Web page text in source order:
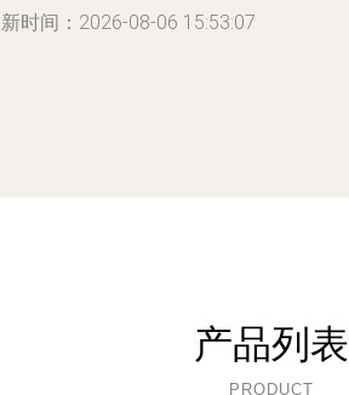
时间：2026-08-06 15:53:07
产品列表
PRODUCT